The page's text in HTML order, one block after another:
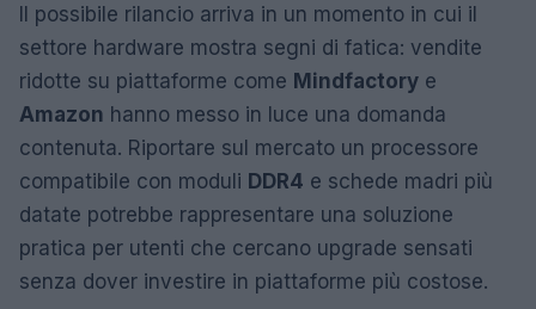
Il possibile rilancio arriva in un momento in cui il
settore hardware mostra segni di fatica: vendite
ridotte su piattaforme come Mindfactory e
Amazon hanno messo in luce una domanda
contenuta. Riportare sul mercato un processore
compatibile con moduli DDR4 e schede madri più
datate potrebbe rappresentare una soluzione
pratica per utenti che cercano upgrade sensati
senza dover investire in piattaforme più costose.